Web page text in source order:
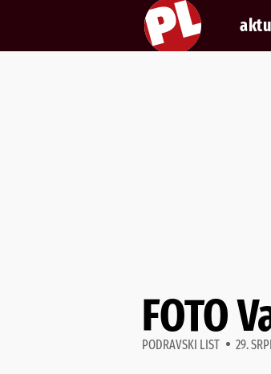
FOTO
PODRAVSKI LIST 29.